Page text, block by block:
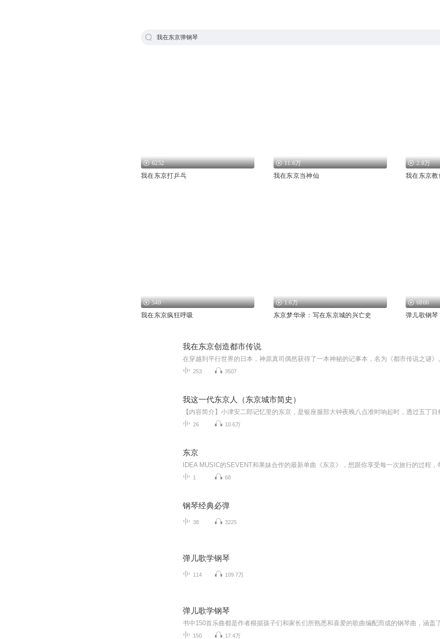
我在东京弹钢琴
6252
我在东京打乒乓
11.6万
我在东京当神仙
2.8万
我在东京教
540
我在东京疯狂呼吸
1.6万
东京梦华录：写在东京城的兴亡史
6860
弹儿歌钢琴
我在东京创造都市传说
253 3507
我这一代东京人（东京城市简史）
26 10.6万
东京
1 68
钢琴经典必弹
38 3225
弹儿歌学钢琴
114 109.7万
弹儿歌学钢琴
150 17.4万